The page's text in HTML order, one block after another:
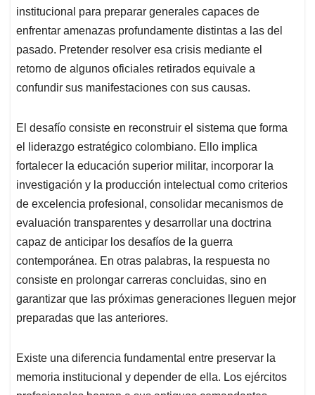
institucional para preparar generales capaces de
enfrentar amenazas profundamente distintas a las del
pasado. Pretender resolver esa crisis mediante el
retorno de algunos oficiales retirados equivale a
confundir sus manifestaciones con sus causas.
El desafío consiste en reconstruir el sistema que forma
el liderazgo estratégico colombiano. Ello implica
fortalecer la educación superior militar, incorporar la
investigación y la producción intelectual como criterios
de excelencia profesional, consolidar mecanismos de
evaluación transparentes y desarrollar una doctrina
capaz de anticipar los desafíos de la guerra
contemporánea. En otras palabras, la respuesta no
consiste en prolongar carreras concluidas, sino en
garantizar que las próximas generaciones lleguen mejor
preparadas que las anteriores.
Existe una diferencia fundamental entre preservar la
memoria institucional y depender de ella. Los ejércitos